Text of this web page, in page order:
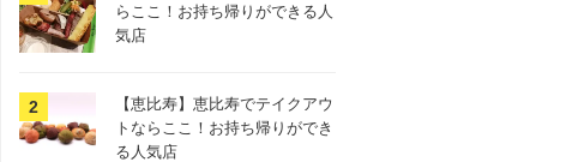
らここ！お持ち帰りができる人
気店
【恵比寿】恵比寿でテイクアウ
トならここ！お持ち帰りができ
る人気店